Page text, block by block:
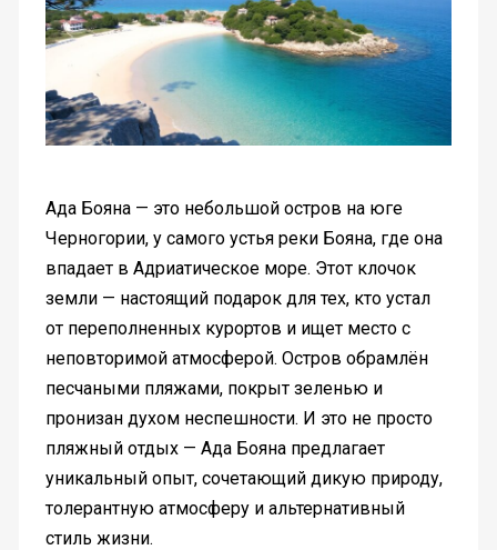
Ада Бояна — это небольшой остров на юге
Черногории, у самого устья реки Бояна, где она
впадает в Адриатическое море. Этот клочок
земли — настоящий подарок для тех, кто устал
от переполненных курортов и ищет место с
неповторимой атмосферой. Остров обрамлён
песчаными пляжами, покрыт зеленью и
пронизан духом неспешности. И это не просто
пляжный отдых — Ада Бояна предлагает
уникальный опыт, сочетающий дикую природу,
толерантную атмосферу и альтернативный
стиль жизни.